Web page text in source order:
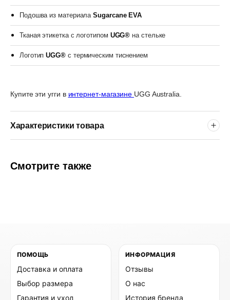
Подошва из материалаSugarcane EVA
Тканая этикетка с логотипом UGG® на стельке
ЛоготипUGG® с термическим тиснением
Купите эти угги в интернет-магазине UGG Australia.
Характеристики товара
Смотрите также
ПОМОЩЬ
Доставка и оплата
Выбор размера
Гарантия и уход
ИНФОРМАЦИЯ
Отзывы
О нас
История бренда